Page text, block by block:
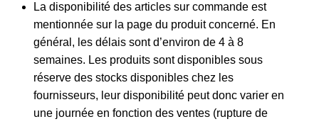
La disponibilité des articles sur commande est
mentionnée sur la page du produit concerné. En
général, les délais sont d’environ de 4 à 8
semaines. Les produits sont disponibles sous
réserve des stocks disponibles chez les
fournisseurs, leur disponibilité peut donc varier en
une journée en fonction des ventes (rupture de